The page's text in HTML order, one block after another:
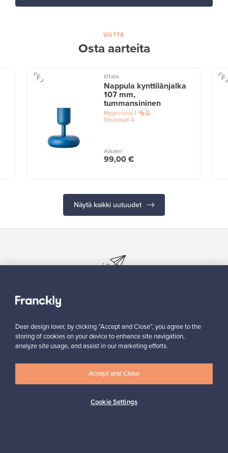
UUTTA
Osta aarteita
Iittala
Nappula kynttilänjalka
107 mm,
tummansininen
Myynnissä1
Seuraajat4
Alkaen
99,00 €
Näytä kaikki uutuudet
Tilaa uutiskirjeemme ja pysyt ajan tasalla!
Tilaa
Dear design lover, by clicking “Accept and Close”, you agree to the
storing of cookies on your device to enhance site navigation,
analyze site usage, and assist in our marketing efforts.
Cookie Settings
Accept and Close